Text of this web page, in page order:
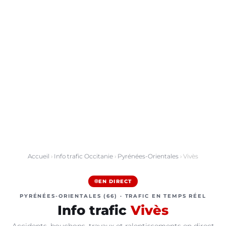
Accueil › Info trafic Occitanie › Pyrénées-Orientales › Vivès
EN DIRECT
PYRÉNÉES-ORIENTALES (66) · TRAFIC EN TEMPS RÉEL
Info trafic Vivès